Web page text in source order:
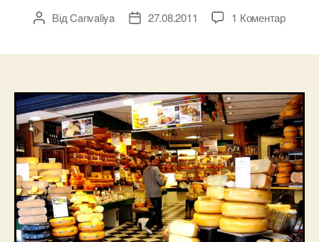
Автор
ВідCanvaliya
Дата27.08.2011 1 Коментардо